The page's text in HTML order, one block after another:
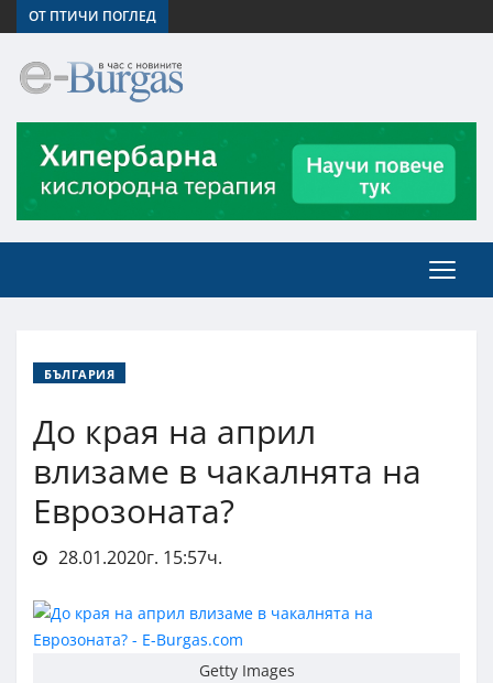
ОТ ПТИЧИ ПОГЛЕД
БЪЛГАРИЯ
До края на април
влизаме в чакалнята на
Еврозоната?
28.01.2020г. 15:57ч.
Getty Images